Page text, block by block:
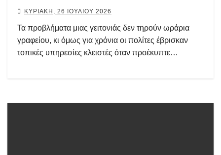
ΚΥΡΙΑΚΉ, 26 ΙΟΥΛΊΟΥ 2026
Τα προβλήματα μιας γειτονιάς δεν τηρούν ωράρια
γραφείου, κι όμως για χρόνια οι πολίτες έβρισκαν
τοπικές υπηρεσίες κλειστές όταν προέκυπτε…